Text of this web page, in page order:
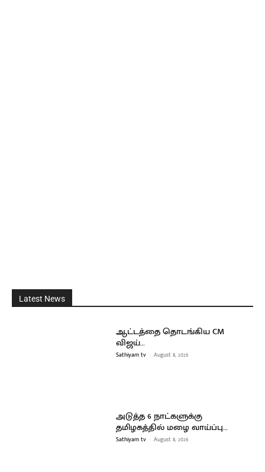
Latest News
ஆட்டத்தை தொடங்கிய CM
விஜய்…
Sathiyam tv - August 8, 2026
அடுத்த 6 நாட்களுக்கு
தமிழகத்தில் மழை வாய்ப்பு…
Sathiyam tv - August 8, 2026